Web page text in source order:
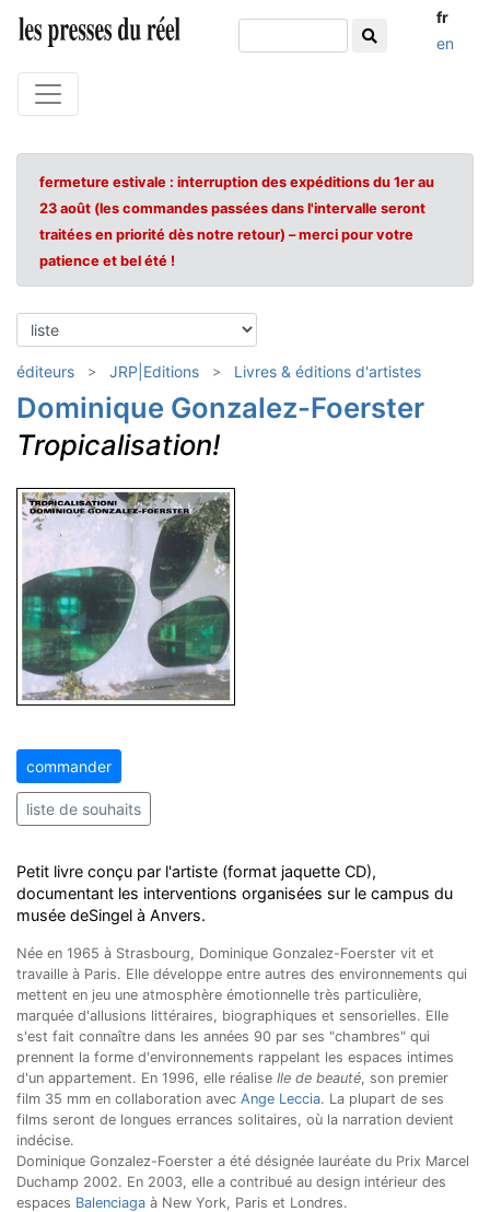
fr
en
fermeture estivale : interruption des expéditions du 1er au
23 août (les commandes passées dans l'intervalle seront
traitées en priorité dès notre retour) – merci pour votre
patience et bel été !
éditeurs JRP|Editions Livres & éditions d'artistes
Dominique Gonzalez-Foerster
Tropicalisation!
commander
liste de souhaits
Petit livre conçu par l'artiste (format jaquette CD),
documentant les interventions organisées sur le campus du
musée deSingel à Anvers.
Née en 1965 à Strasbourg, Dominique Gonzalez-Foerster vit et
travaille à Paris. Elle développe entre autres des environnements qui
mettent en jeu une atmosphère émotionnelle très particulière,
marquée d'allusions littéraires, biographiques et sensorielles. Elle
s'est fait connaître dans les années 90 par ses "chambres" qui
prennent la forme d'environnements rappelant les espaces intimes
d'un appartement. En 1996, elle réalise Ile de beauté, son premier
film 35 mm en collaboration avec Ange Leccia. La plupart de ses
films seront de longues errances solitaires, où la narration devient
indécise.
Dominique Gonzalez-Foerster a été désignée lauréate du Prix Marcel
Duchamp 2002. En 2003, elle a contribué au design intérieur des
espaces Balenciaga à New York, Paris et Londres.